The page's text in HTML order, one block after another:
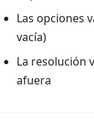
Las opciones
vacía)
La resolución
afuera